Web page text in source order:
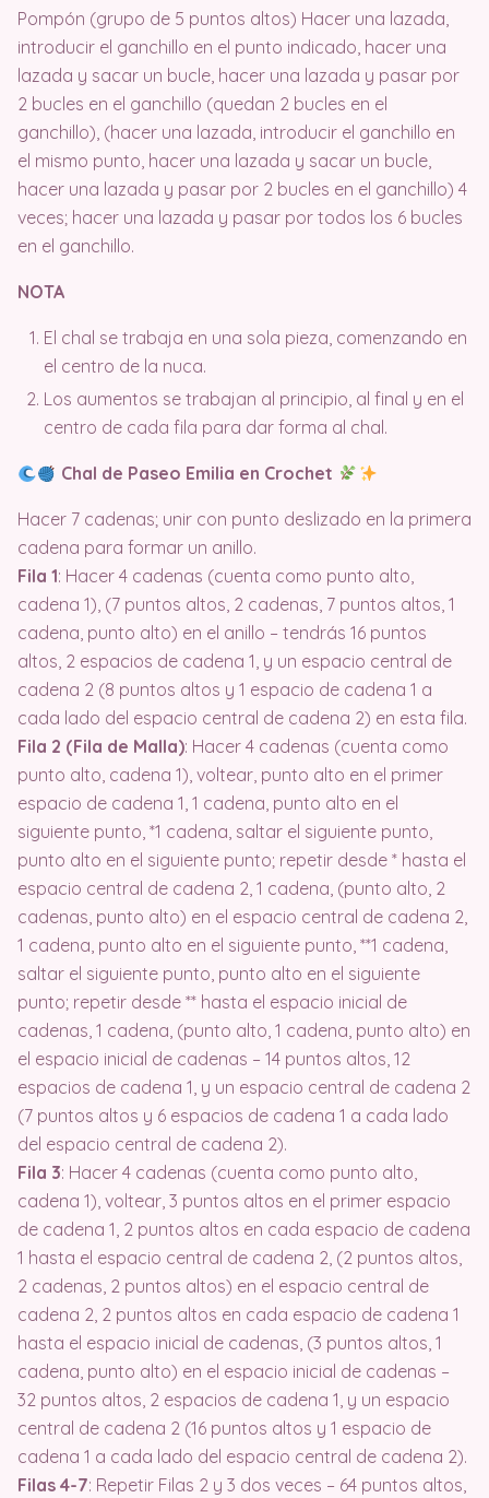
Pompón (grupo de 5 puntos altos) Hacer una lazada,
introducir el ganchillo en el punto indicado, hacer una
lazada y sacar un bucle, hacer una lazada y pasar por
2 bucles en el ganchillo (quedan 2 bucles en el
ganchillo), (hacer una lazada, introducir el ganchillo en
el mismo punto, hacer una lazada y sacar un bucle,
hacer una lazada y pasar por 2 bucles en el ganchillo) 4
veces; hacer una lazada y pasar por todos los 6 bucles
en el ganchillo.
NOTA
El chal se trabaja en una sola pieza, comenzando en
el centro de la nuca.
Los aumentos se trabajan al principio, al final y en el
centro de cada fila para dar forma al chal.
Chal de Paseo Emilia en Crochet
Hacer 7 cadenas; unir con punto deslizado en la primera
cadena para formar un anillo.
Fila 1: Hacer 4 cadenas (cuenta como punto alto,
cadena 1), (7 puntos altos, 2 cadenas, 7 puntos altos, 1
cadena, punto alto) en el anillo – tendrás 16 puntos
altos, 2 espacios de cadena 1, y un espacio central de
cadena 2 (8 puntos altos y 1 espacio de cadena 1 a
cada lado del espacio central de cadena 2) en esta fila.
Fila 2 (Fila de Malla): Hacer 4 cadenas (cuenta como
punto alto, cadena 1), voltear, punto alto en el primer
espacio de cadena 1, 1 cadena, punto alto en el
siguiente punto, *1 cadena, saltar el siguiente punto,
punto alto en el siguiente punto; repetir desde * hasta el
espacio central de cadena 2, 1 cadena, (punto alto, 2
cadenas, punto alto) en el espacio central de cadena 2,
1 cadena, punto alto en el siguiente punto, **1 cadena,
saltar el siguiente punto, punto alto en el siguiente
punto; repetir desde ** hasta el espacio inicial de
cadenas, 1 cadena, (punto alto, 1 cadena, punto alto) en
el espacio inicial de cadenas – 14 puntos altos, 12
espacios de cadena 1, y un espacio central de cadena 2
(7 puntos altos y 6 espacios de cadena 1 a cada lado
del espacio central de cadena 2).
Fila 3: Hacer 4 cadenas (cuenta como punto alto,
cadena 1), voltear, 3 puntos altos en el primer espacio
de cadena 1, 2 puntos altos en cada espacio de cadena
1 hasta el espacio central de cadena 2, (2 puntos altos,
2 cadenas, 2 puntos altos) en el espacio central de
cadena 2, 2 puntos altos en cada espacio de cadena 1
hasta el espacio inicial de cadenas, (3 puntos altos, 1
cadena, punto alto) en el espacio inicial de cadenas –
32 puntos altos, 2 espacios de cadena 1, y un espacio
central de cadena 2 (16 puntos altos y 1 espacio de
cadena 1 a cada lado del espacio central de cadena 2).
Filas 4-7: Repetir Filas 2 y 3 dos veces – 64 puntos altos,